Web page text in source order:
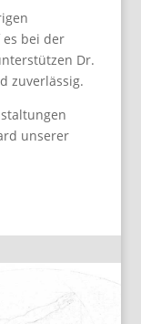
bei der
Dr.
zuverlässig.
unserer